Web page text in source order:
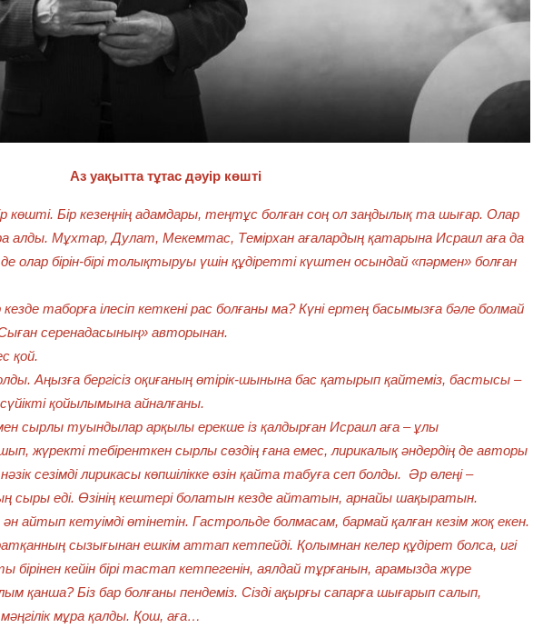
Аз уақытта тұтас дәуір көшті
Бір кезеңнің адамдары, теңтұс болған соң ол заңдылық та шығар. Олар
алды. Мұхтар, Дулат, Мекемтас, Темірхан ағалардың қатарына Исраил аға да
олар бірін-бірі толықтыруы үшін құдіретті күштен осындай «пәрмен» болған
таборға ілесіп кеткені рас болғаны ма? Күні ертең басымызға бәле болмай
серенадасының» авторынан.
қой.
Аңызға бергісіз оқиғаның өтірік-шынына бас қатырып қайтеміз, бастысы –
қойылымына айналғаны.
сырлы туындылар арқылы ерекше із қалдырған Исраил аға – ұлы
жүректі тебіренткен сырлы сөздің ғана емес, лирикалық әндердің де авторы
сезімді лирикасы көпшілікке өзін қайта табуға сеп болды. Әр өлеңі –
сыры еді. Өзінің кештері болатын кезде айтатын, арнайы шақыратын.
айтып кетуімді өтінетін. Гастрольде болмасам, бармай қалған кезім жоқ екен.
сызығынан ешкім аттап кетпейді. Қолымнан келер құдірет болса, игі
бірінен кейін бірі тастап кетпегенін, аялдай тұрғанын, арамызда жүре
қанша? Біз бар болғаны пендеміз. Сізді ақырғы сапарға шығарып салып,
мәңгілік мұра қалды. Қош, аға…